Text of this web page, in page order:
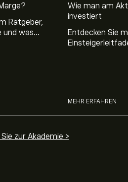
Ratgeber,
und was
Wie man am
investiert
Entdecken Sie
MEHR ERFAHREN
zur Akademie >